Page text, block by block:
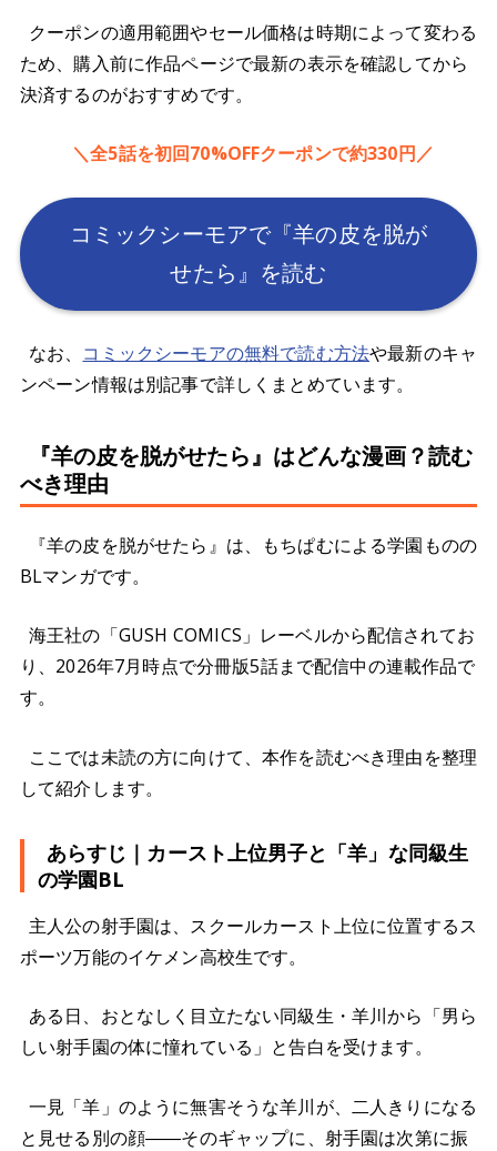
クーポンの適用範囲やセール価格は時期によって変わる
ため、購入前に作品ページで最新の表示を確認してから
決済するのがおすすめです。
＼全5話を初回70%OFFクーポンで約330円／
コミックシーモアで『羊の皮を脱が
せたら』を読む
なお、 コミックシーモアの無料で読む方法や最新のキャ
ンペーン情報は別記事で詳しくまとめています。
『羊の皮を脱がせたら』はどんな漫画？読む
べき理由
『羊の皮を脱がせたら』は、もちぱむによる学園ものの
BLマンガです。
海王社の「GUSH COMICS」レーベルから配信されてお
り、2026年7月時点で分冊版5話まで配信中の連載作品で
す。
ここでは未読の方に向けて、本作を読むべき理由を整理
して紹介します。
あらすじ｜カースト上位男子と「羊」な同級生
の学園BL
主人公の射手園は、スクールカースト上位に位置するス
ポーツ万能のイケメン高校生です。
ある日、おとなしく目立たない同級生・羊川から「男ら
しい射手園の体に憧れている」と告白を受けます。
一見「羊」のように無害そうな羊川が、二人きりになる
と見せる別の顔――そのギャップに、射手園は次第に振